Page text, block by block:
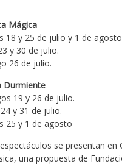
Mágica
18 y 25 de julio y 1 de
y 30 de julio.
26 de julio.
Durmiente
19 y 26 de julio.
y 31 de julio.
25 y 1 de agosto
se presentan en
una propuesta de